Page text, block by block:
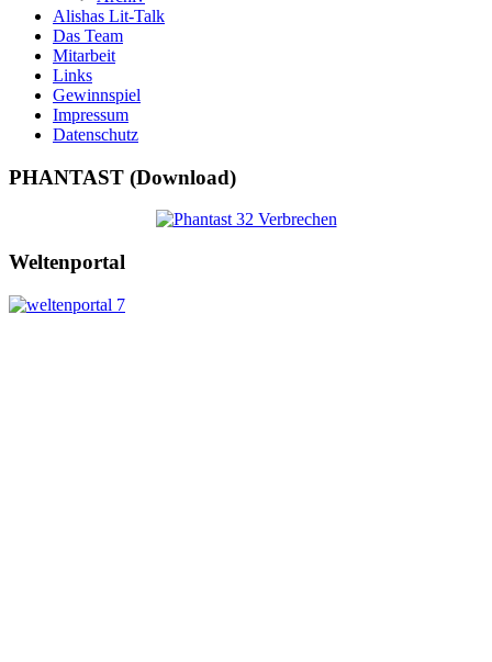
Alishas Lit-Talk
Das Team
Mitarbeit
Links
Gewinnspiel
Impressum
Datenschutz
PHANTAST (Download)
Weltenportal